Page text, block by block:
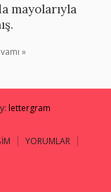
mayolarıyla
»
lettergram
YORUMLAR